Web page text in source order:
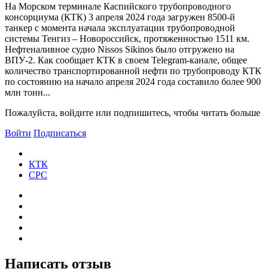
На Морском терминале Каспийского трубопроводного
консорциума (КТК) 3 апреля 2024 года загружен 8500-й
танкер с момента начала эксплуатации трубопроводной
системы Тенгиз – Новороссийск, протяженностью 1511 км.
Нефтеналивное судно Nissos Sikinos было отгружено на
ВПУ-2. Как сообщает КТК в своем Telegram-канале, общее
количество транспортированной нефти по трубопроводу КТК
по состоянию на начало апреля 2024 года составило более 900
млн тонн...
Пожалуйста, войдите или подпишитесь, чтобы читать больше
Войти Подписаться
КТК
CPC
Написать отзыв